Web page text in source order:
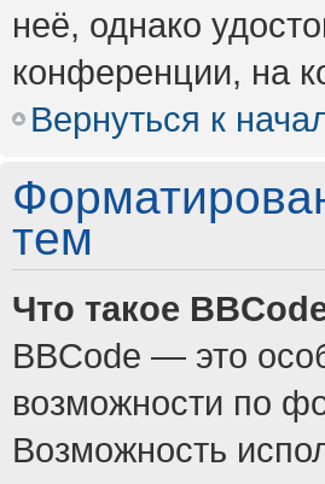
неё, однако
конференции, на
Вернуться к
тем
Что такое
BBCode — это
возможности по
Возможность